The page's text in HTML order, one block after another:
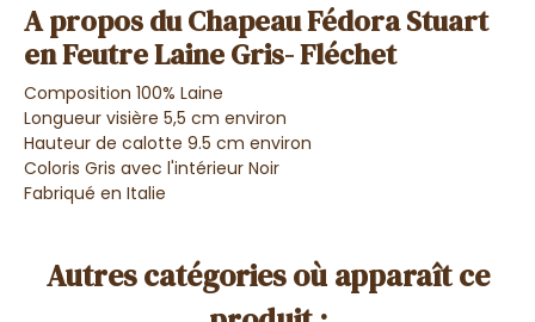
A propos du Chapeau Fédora Stuart
en Feutre Laine Gris- Fléchet
Composition 100% Laine
Longueur visière 5,5 cm environ
Hauteur de calotte 9.5 cm environ
Coloris Gris avec l'intérieur Noir
Fabriqué en Italie
Autres catégories où apparaît ce